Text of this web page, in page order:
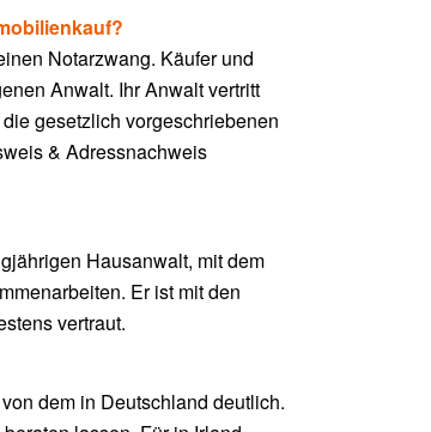
Notarzwang. Käufer und
Anwalt. Ihr Anwalt vertritt
gesetzlich vorgeschriebenen
& Adressnachweis
Hausanwalt, mit dem
Er ist mit den
vertraut.
dem in Deutschland deutlich.